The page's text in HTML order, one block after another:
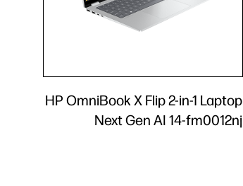
HP OmniBook X Flip 2-in-1 Laptop
Next Gen AI 14-fm0012nj